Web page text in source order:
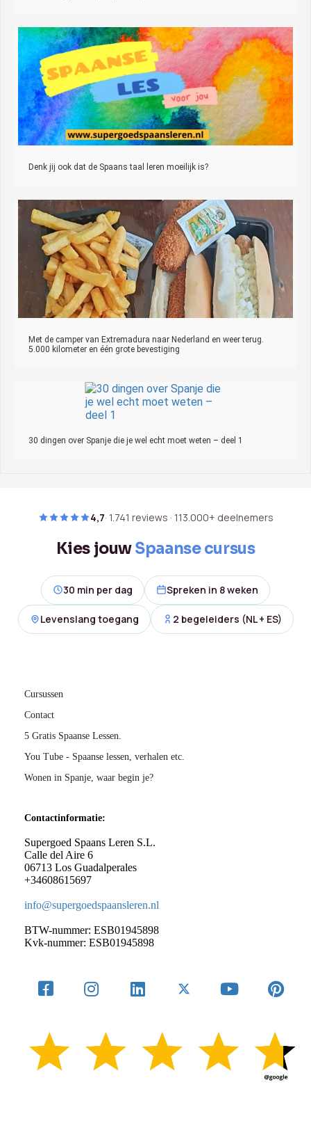
Denk jij ook dat de Spaans taal leren moeilijk is?
Met de camper van Extremadura naar Nederland en weer terug.
5.000 kilometer en één grote bevestiging
30 dingen over Spanje die je wel echt moet weten – deel 1
4,7· 1.741 reviews · 113.000+ deelnemers
Kies jouwSpaanse cursus
30 min per dag Spreken in 8 weken
Levenslang toegang 2 begeleiders (NL + ES)
Cursussen
Contact
5 Gratis Spaanse Lessen.
You Tube - Spaanse lessen, verhalen etc.
Wonen in Spanje, waar begin je?
Contactinformatie:
Supergoed Spaans Leren S.L.
Calle del Aire 6
06713 Los Guadalperales
+34608615697
info@supergoedspaansleren.nl
BTW-nummer: ESB01945898
Kvk-nummer: ESB01945898